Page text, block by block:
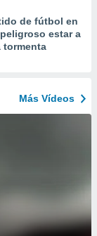
de fútbol en
estar a
tormenta
Más Vídeos